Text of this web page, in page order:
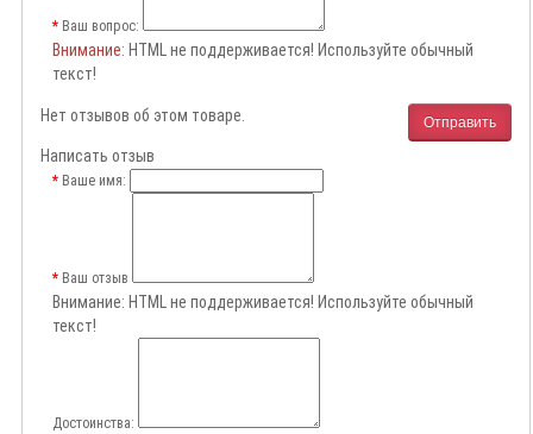
Ваш вопрос:
Внимание: HTML не поддерживается! Используйте обычный
текст!
Отправить
Нет отзывов об этом товаре.
Написать отзыв
Ваше имя:
Ваш отзыв
Внимание: HTML не поддерживается! Используйте обычный
текст!
Достоинства: